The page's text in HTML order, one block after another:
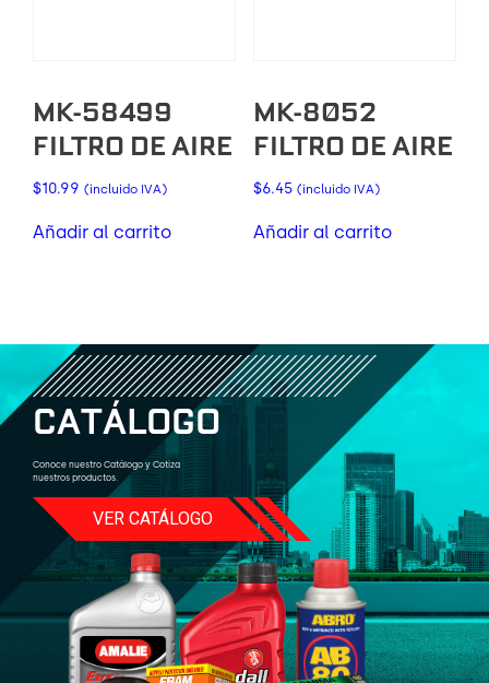
MK-58499
FILTRO DE AIRE
$10.99 (incluido IVA)
Añadir al carrito
MK-8052
FILTRO DE AIRE
$6.45 (incluido IVA)
Añadir al carrito
CATÁLOGO
Conoce nuestro Catálogo y Cotiza
nuestros productos.
VER CATÁLOGO